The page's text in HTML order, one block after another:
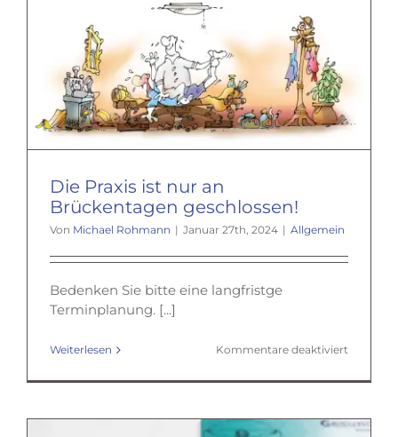
Die Praxis ist nur an
Brückentagen geschlossen!
Von Michael Rohmann | Januar 27th, 2024 | Allgemein
Bedenken Sie bitte eine langfristge
Terminplanung. [...]
Weiterlesen Kommentare deaktiviert
Praxis
an